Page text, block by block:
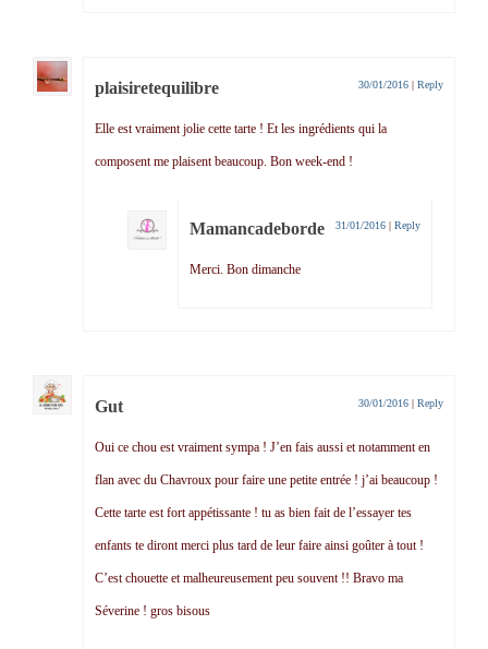
plaisiretequilibre 30/01/2016 | Reply
Elle est vraiment jolie cette tarte ! Et les ingrédients qui la
composent me plaisent beaucoup. Bon week-end !
Mamancadeborde 31/01/2016 | Reply
Merci. Bon dimanche
Gut 30/01/2016 | Reply
Oui ce chou est vraiment sympa ! J’en fais aussi et notamment en
flan avec du Chavroux pour faire une petite entrée ! j’ai beaucoup !
Cette tarte est fort appétissante ! tu as bien fait de l’essayer tes
enfants te diront merci plus tard de leur faire ainsi goûter à tout !
C’est chouette et malheureusement peu souvent !! Bravo ma
Séverine ! gros bisous